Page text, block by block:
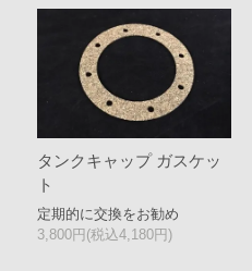
タンクキャップ ガスケッ
ト
定期的に交換をお勧め
3,800円(税込4,180円)